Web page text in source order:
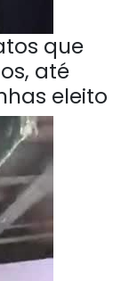
que
até
eleito